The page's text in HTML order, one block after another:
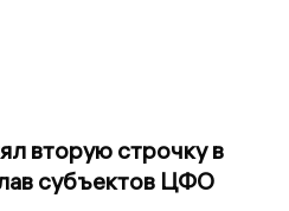
вторую строчку в
субъектов ЦФО